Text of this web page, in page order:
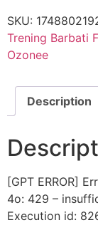
SKU:
Trening Barbati
Ozonee
Description
[GPT ERROR]
4o: 429 –
Execution id: